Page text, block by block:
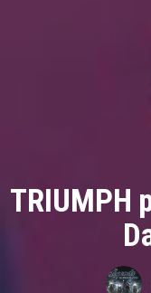
TRIUMPH